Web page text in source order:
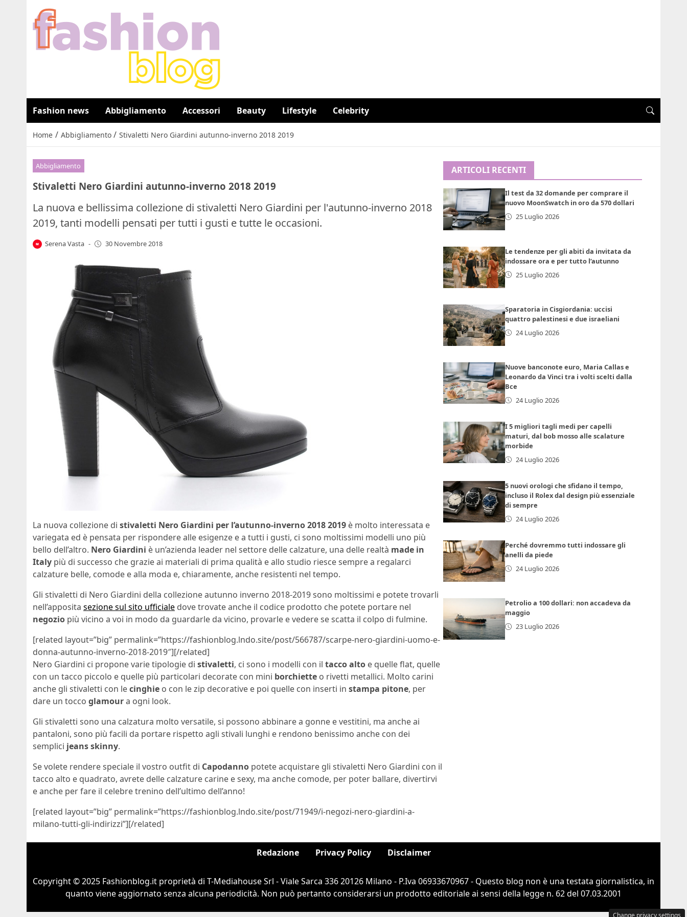
Fashion news Abbigliamento Accessori Beauty Lifestyle Celebrity
Home / Abbigliamento / Stivaletti Nero Giardini autunno-inverno 2018 2019
Abbigliamento
Stivaletti Nero Giardini autunno-inverno 2018 2019
La nuova e bellissima collezione di stivaletti Nero Giardini per l'autunno-inverno 2018
2019, tanti modelli pensati per tutti i gusti e tutte le occasioni.
Serena Vasta - 30 Novembre 2018
La nuova collezione di stivaletti Nero Giardini per l’autunno-inverno 2018 2019 è molto interessata e
variegata ed è pensata per rispondere alle esigenze e a tutti i gusti, ci sono moltissimi modelli uno più
bello dell’altro. Nero Giardini è un’azienda leader nel settore delle calzature, una delle realtà made in
Italy più di successo che grazie ai materiali di prima qualità e allo studio riesce sempre a regalarci
calzature belle, comode e alla moda e, chiaramente, anche resistenti nel tempo.
Gli stivaletti di Nero Giardini della collezione autunno inverno 2018-2019 sono moltissimi e potete trovarli
nell’apposita sezione sul sito ufficiale dove trovate anche il codice prodotto che potete portare nel
negozio più vicino a voi in modo da guardarle da vicino, provarle e vedere se scatta il colpo di fulmine.
[related layout=”big” permalink=”https://fashionblog.lndo.site/post/566787/scarpe-nero-giardini-uomo-e-
donna-autunno-inverno-2018-2019″][/related]
Nero Giardini ci propone varie tipologie di stivaletti, ci sono i modelli con il tacco alto e quelle flat, quelle
con un tacco piccolo e quelle più particolari decorate con mini borchiette o rivetti metallici. Molto carini
anche gli stivaletti con lecinghie o con le zip decorative e poi quelle con inserti in stampa pitone, per
dare un tocco glamoura ogni look.
Gli stivaletti sono una calzatura molto versatile, si possono abbinare a gonne e vestitini, ma anche ai
pantaloni, sono più facili da portare rispetto agli stivali lunghi e rendono benissimo anche con dei
semplici jeans skinny.
Se volete rendere speciale il vostro outfit di Capodanno potete acquistare gli stivaletti Nero Giardini con il
tacco alto e quadrato, avrete delle calzature carine e sexy, ma anche comode, per poter ballare, divertirvi
e anche per fare il celebre trenino dell’ultimo dell’anno!
[related layout=”big” permalink=”https://fashionblog.lndo.site/post/71949/i-negozi-nero-giardini-a-
milano-tutti-gli-indirizzi”][/related]
ARTICOLI RECENTI
Il test da 32 domande per comprare il
nuovo MoonSwatch in oro da 570 dollari
25 Luglio 2026
Le tendenze per gli abiti da invitata da
indossare ora e per tutto l’autunno
25 Luglio 2026
Sparatoria in Cisgiordania: uccisi
quattro palestinesi e due israeliani
24 Luglio 2026
Nuove banconote euro, Maria Callas e
Leonardo da Vinci tra i volti scelti dalla
Bce
24 Luglio 2026
I 5 migliori tagli medi per capelli
maturi, dal bob mosso alle scalature
morbide
24 Luglio 2026
5 nuovi orologi che sfidano il tempo,
incluso il Rolex dal design più essenziale
di sempre
24 Luglio 2026
Perché dovremmo tutti indossare gli
anelli da piede
24 Luglio 2026
Petrolio a 100 dollari: non accadeva da
maggio
23 Luglio 2026
Redazione Privacy Policy Disclaimer
Copyright © 2025 Fashionblog.it proprietà di T-Mediahouse Srl - Viale Sarca 336 20126 Milano - P.Iva 06933670967 - Questo blog non è una testata giornalistica, in
quanto viene aggiornato senza alcuna periodicità. Non può pertanto considerarsi un prodotto editoriale ai sensi della legge n. 62 del 07.03.2001
Change privacy settings